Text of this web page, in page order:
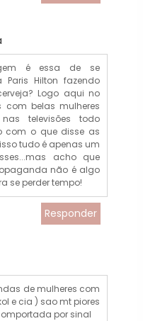
é essa de se
Hilton fazendo
Logo aqui no
com belas mulheres
televisões todo
com o que disse as
tudo é apenas um
acho que
não é algo
se perder tempo!
Responder
de mulheres com
e cia ) sao mt piores
por sinal